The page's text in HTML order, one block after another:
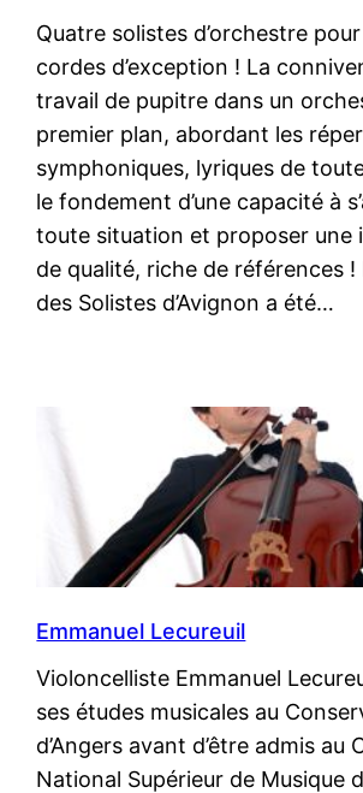
Quatre solistes d’orchestre
cordes d’exception ! La
travail de pupitre dans un
premier plan, abordant les
symphoniques, lyriques de
le fondement d’une capacité à
toute situation et proposer une
de qualité, riche de références !
des Solistes d’Avignon a été…
Emmanuel Lecureuil
Violoncelliste Emmanuel
ses études musicales au
d’Angers avant d’être admis au
National Supérieur de Musique